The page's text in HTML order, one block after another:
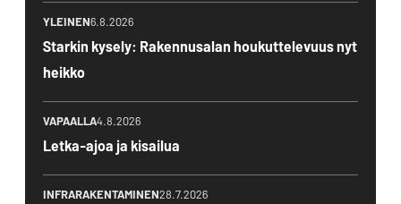
YLEINEN6.8.2026
Starkin kysely: Rakennusalan houkuttelevuus nyt
heikko
VAPAALLA4.8.2026
Letka-ajoa ja kisailua
INFRARAKENTAMINEN28.7.2026